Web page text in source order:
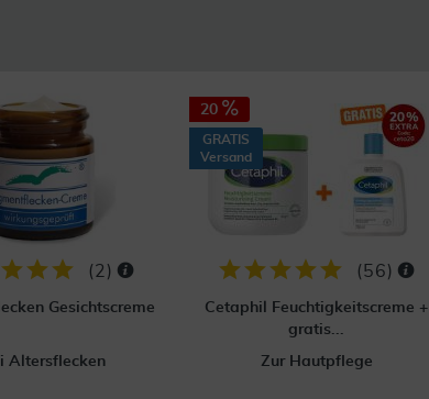
(2 )
Gesichtscreme
Altersflecken
20
GRATIS
Versand
(56)
Cetaphil Feuchtigkeitscreme +
gratis...
Zur Hautpflege